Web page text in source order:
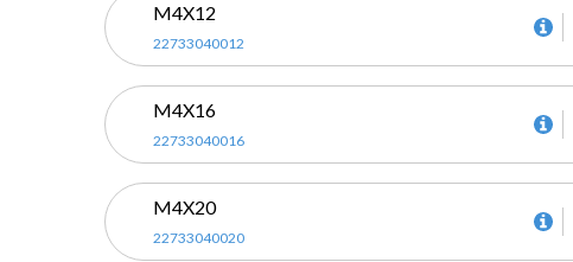
M4X12
22733040012
M4X16
22733040016
M4X20
22733040020